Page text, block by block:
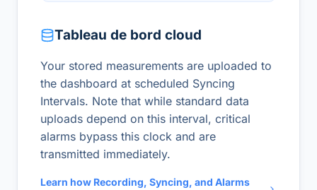
Tableau de bord cloud
Your stored measurements are uploaded to
the dashboard at scheduled Syncing
Intervals. Note that while standard data
uploads depend on this interval, critical
alarms bypass this clock and are
transmitted immediately.
Learn how Recording, Syncing, and Alarms